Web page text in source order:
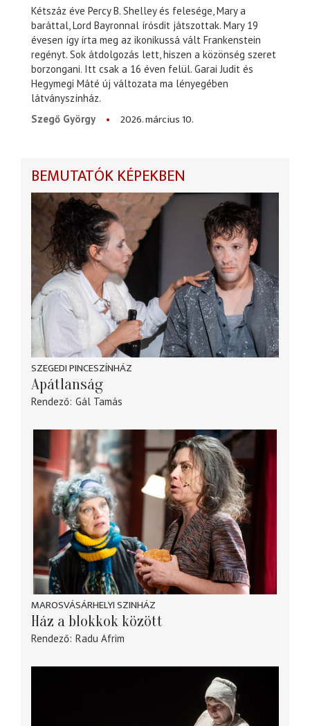
Kétszáz éve Percy B. Shelley és felesége, Mary a
baráttal, Lord Bayronnal írósdit játszottak. Mary 19
évesen így írta meg az ikonikussá vált Frankenstein
regényt. Sok átdolgozás lett, hiszen a közönség szeret
borzongani. Itt csak a 16 éven felül. Garai Judit és
Hegymegi Máté új változata ma lényegében
látványszínház.
Szegő György
2026. március 10.
BEMUTATÓK KÉPEKBEN
SZEGEDI PINCESZÍNHÁZ
Apátlanság
Rendező Gál Tamás
MAROSVÁSÁRHELYI SZINHÁZ
Ház a blokkok között
Rendező Radu Afrim